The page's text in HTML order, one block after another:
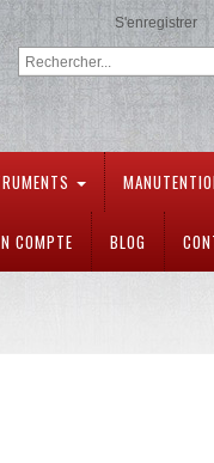
S'enregistrer
COMPTE BLOG